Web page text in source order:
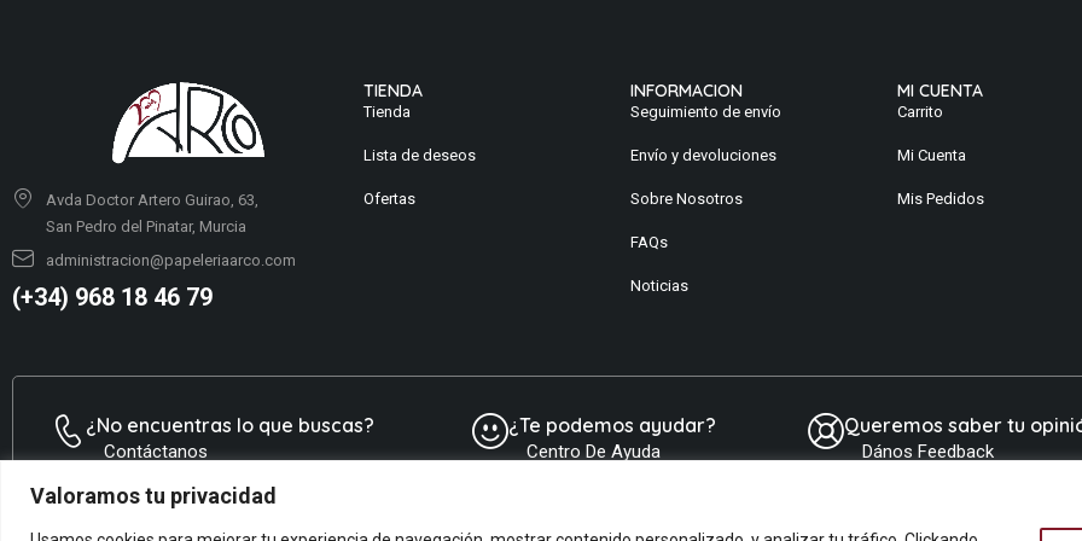
Valoramos tu privacidad
Avda Doctor Artero Guirao, 63,
San Pedro del Pinatar, Murcia
administracion@papeleriaarco.com
(+34) 968 18 46 79
TIENDA
Tienda
Lista de deseos
Ofertas
INFORMACION
Seguimiento de envío
Envío y devoluciones
Sobre Nosotros
FAQs
Noticias
MI CUENTA
Carrito
Mi Cuenta
Mis Pedidos
¿No encuentras lo que buscas?
Contáctanos
¿Te podemos ayudar?
Centro De Ayuda
Queremos saber tu
Dános Feedback